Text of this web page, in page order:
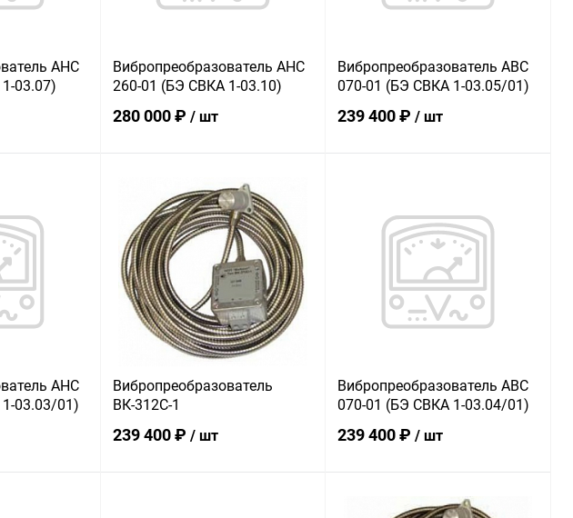
АНС
03.07)
К сравнению
Вибропреобразователь АНС
260-01 (БЭ СВКА 1-03.10)
280 000 ₽ / шт
В корзину
Купить в 1 клик К сравнению
В избранное В наличии
Вибропреобразователь АВС
070-01 (БЭ СВКА 1-03.05/01)
239 400 ₽/ шт
Купить в 1 клик К сравнению
АНС
03.03/01)
Вибропреобразователь
ВК-312С-1
239 400 ₽ / шт
Вибропреобразователь АВС
070-01 (БЭ СВКА 1-03.04/01)
239 400 ₽/ шт
В корзину